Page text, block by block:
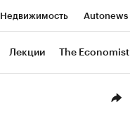
Недвижимость Autonews
Тренды Визионеры
Лекции The Economist